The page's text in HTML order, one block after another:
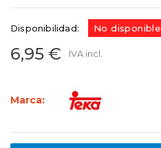
Disponibilidad: No disponible
6,95 € IVA incl.
Marca: